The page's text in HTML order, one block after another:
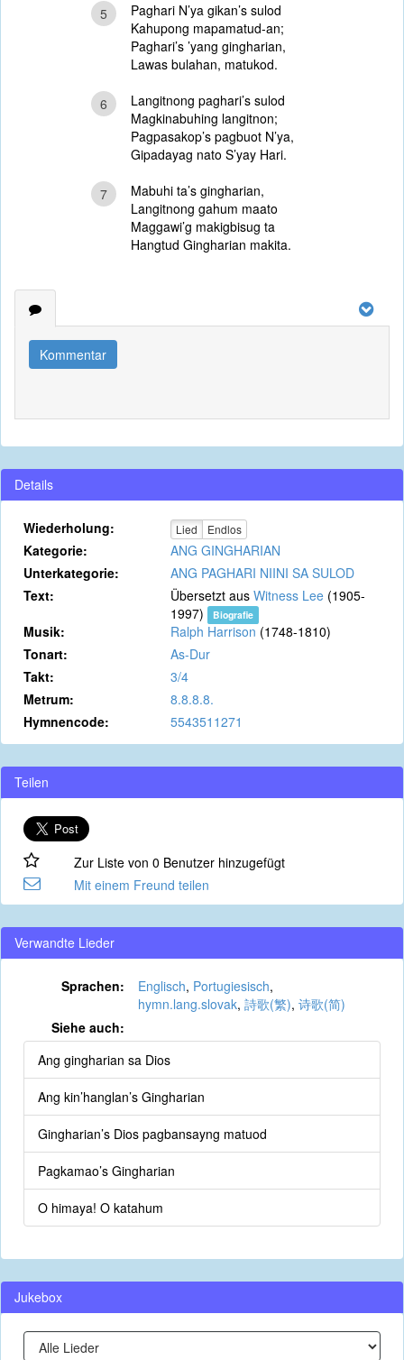
5
Paghari N’ya gikan’s sulod
Kahupong mapamatud-an;
Paghari’s ’yang gingharian,
Lawas bulahan, matukod.
6
Langitnong paghari’s sulod
Magkinabuhing langitnon;
Pagpasakop’s pagbuot N’ya,
Gipadayag nato S’yay Hari.
7
Mabuhi ta’s gingharian,
Langitnong gahum maato
Maggawi’g makigbisug ta
Hangtud Gingharian makita.
Kommentar
Details
Wiederholung: Lied Endlos
Kategorie:
ANG GINGHARIAN
Unterkategorie:
ANG PAGHARI NIINI SA SULOD
Text:
Übersetzt aus Witness Lee (1905-
1997)
Biografie
Musik: Ralph Harrison (1748-1810)
Tonart:
As-Dur
Takt:
3/4
Metrum:
8.8.8.8.
Hymnencode:
5543511271
Teilen
Zur Liste von 0 Benutzer hinzugefügt
Mit einem Freund teilen
Verwandte Lieder
Sprachen: Englisch, Portugiesisch,
hymn.lang.slovak, 詩歌(繁), 诗歌(简)
Siehe auch:
Ang gingharian sa Dios
Ang kin’hanglan’s Gingharian
Gingharian’s Dios pagbansayng matuod
Pagkamao’s Gingharian
O himaya! O katahum
Jukebox